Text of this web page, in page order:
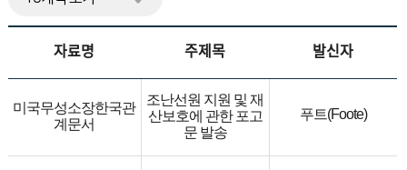
자료명 주제목 발신자
미국무성소장한국관
계문서
조난선원 지원 및 재
산보호에 관한 포고
문 발송
푸트(Foote)